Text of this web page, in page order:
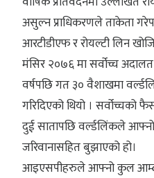
असुल्न प्राधिकरणले ताकेता
आरटीडीएफ र रोयल्टी लिन
मंसिर २०७६ मा सर्वोच्च
वर्षपछि गत ३० वैशाखमा
गरिदिएको थियो । सर्वोच्चको
दुई सातापछि वर्ल्डलिंकले
जरिवानासहित बुझाएको हो।
आइएसपीहरुले आफ्नो कुल